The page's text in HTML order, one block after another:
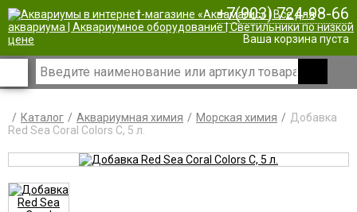
| +7(903) 724-98-66
Ваша корзина пуста
Каталог Аквариумная химия Морская химия
Добавка
Red Sea Coral Colors C, 5 л.